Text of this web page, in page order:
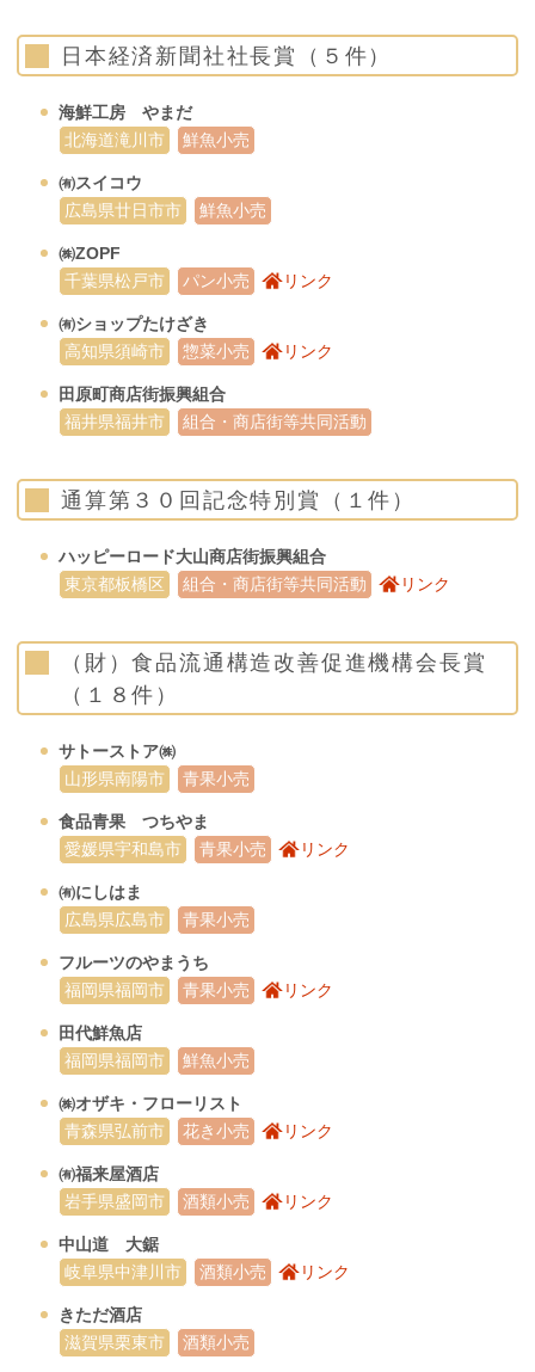
日本経済新聞社社長賞（５件）
海鮮工房 やまだ
北海道滝川市
鮮魚小売
㈲スイコウ
広島県廿日市市
鮮魚小売
㈱ZOPF
千葉県松戸市
パン小売 リンク
㈲ショップたけざき
高知県須崎市
惣菜小売 リンク
田原町商店街振興組合
福井県福井市
組合・商店街等共同活動
通算第３０回記念特別賞（１件）
ハッピーロード大山商店街振興組合
東京都板橋区
組合・商店街等共同活動 リンク
（財）食品流通構造改善促進機構会長賞
（１８件）
サトーストア㈱
山形県南陽市
青果小売
食品青果 つちやま
愛媛県宇和島市
青果小売 リンク
㈲にしはま
広島県広島市
青果小売
フルーツのやまうち
福岡県福岡市
青果小売 リンク
田代鮮魚店
福岡県福岡市
鮮魚小売
㈱オザキ・フローリスト
青森県弘前市
花き小売 リンク
㈲福来屋酒店
岩手県盛岡市
酒類小売 リンク
中山道 大鋸
岐阜県中津川市
酒類小売 リンク
きただ酒店
滋賀県栗東市
酒類小売